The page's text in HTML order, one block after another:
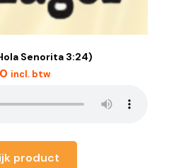
Senorita 3:24)
incl. btw
product